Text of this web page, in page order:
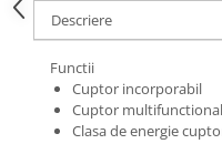
Descriere
Functii
Cuptor incorporabil
Cuptor
Clasa de energie